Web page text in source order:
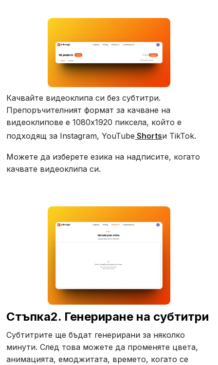
Качвайте видеоклипа си без субтитри.
Препоръчителният формат за качване на
видеоклипове е 1080x1920 пиксела, който е
подходящ за Instagram, YouTube Shortsи TikTok.
Можете да изберете езика на надписите, когато
качвате видеоклипа си.
‍Стъпка2. Генериране на субтитри
‍Субтитрите ще бъдат генерирани за няколко
минути. След това можете да променяте цвета,
анимацията, емоджитата, времето, когато се